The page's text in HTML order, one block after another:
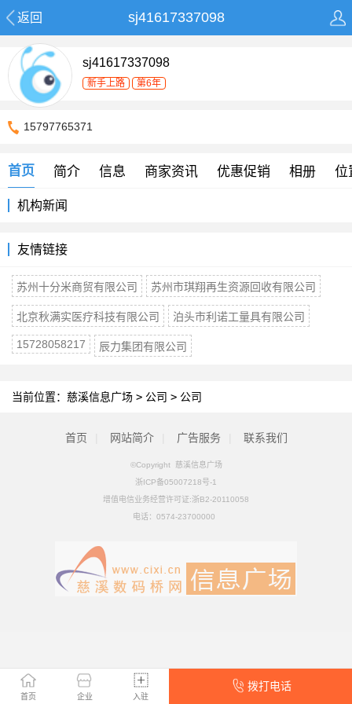
返回 sj41617337098
首页 企业 入驻
拨打电话
sj41617337098
新手上路 第6年
15797765371
首页 简介 信息 商家资讯 优惠促销 相册 位
机构新闻
友情链接
苏州十分米商贸有限公司 苏州市琪翔再生资源回收有限公司
北京秋满实医疗科技有限公司 泊头市利诺工量具有限公司
15728058217 辰力集团有限公司
当前位置： 慈溪信息广场 > 公司 > 公司
首页 网站简介 广告服务 联系我们
©Copyright 慈溪信息广场
浙ICP备05007218号-1
增值电信业务经营许可证:浙B2-20110058
电话： 0574-23700000